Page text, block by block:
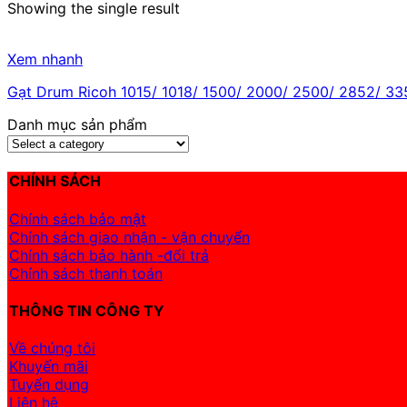
Showing the single result
Xem nhanh
Gạt Drum Ricoh 1015/ 1018/ 1500/ 2000/ 2500/ 2852/
Danh mục sản phẩm
CHÍNH SÁCH
Chính sách bảo mật
Chính sách giao nhận - vận chuyển
Chính sách bảo hành -đổi trả
Chính sách thanh toán
THÔNG TIN CÔNG TY
Về chúng tôi
Khuyến mãi
Tuyển dụng
Liên hệ